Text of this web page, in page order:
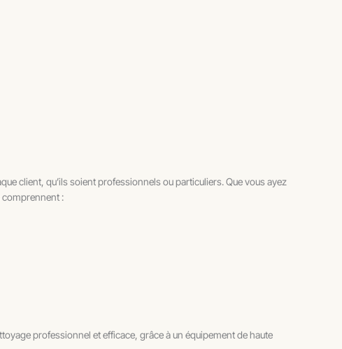
client, qu’ils soient professionnels ou particuliers. Que vous ayez
comprennent :
professionnel et efficace, grâce à un équipement de haute